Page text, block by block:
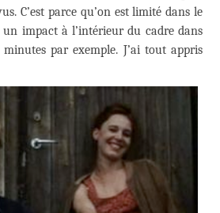
C’est parce qu’on est limité dans le
impact à l’intérieur du cadre dans
par exemple. J’ai tout appris